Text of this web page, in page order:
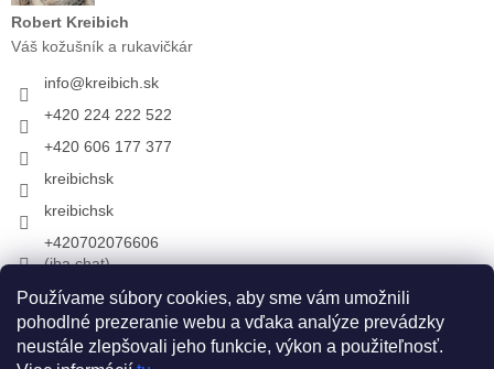
Používame súbory cookies, aby sme vám umožnili
pohodlné prezeranie webu a vďaka analýze prevádzky
neustále zlepšovali jeho funkcie, výkon a použiteľnosť.
Robert Kreibich
Váš kožušník a rukavičkár
info@kreibich.sk
+420 224 222 522
+420 606 177 377
kreibichsk
kreibichsk
+420702076606
(iba chat)
Prijímame online platby